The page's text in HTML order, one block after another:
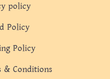
policy
Policy
Policy
& Conditions